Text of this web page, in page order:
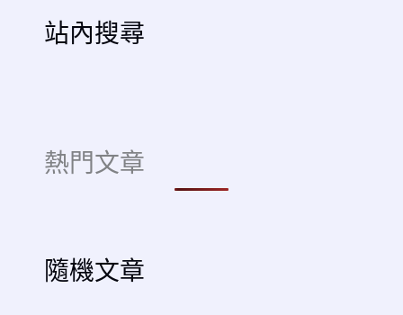
站內搜尋
熱門文章
隨機文章